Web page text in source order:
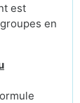
est
en